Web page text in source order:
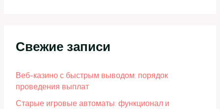
Свежие записи
Веб-казино с быстрым выводом: порядок
проведения выплат
Старые игровые автоматы: функционал и